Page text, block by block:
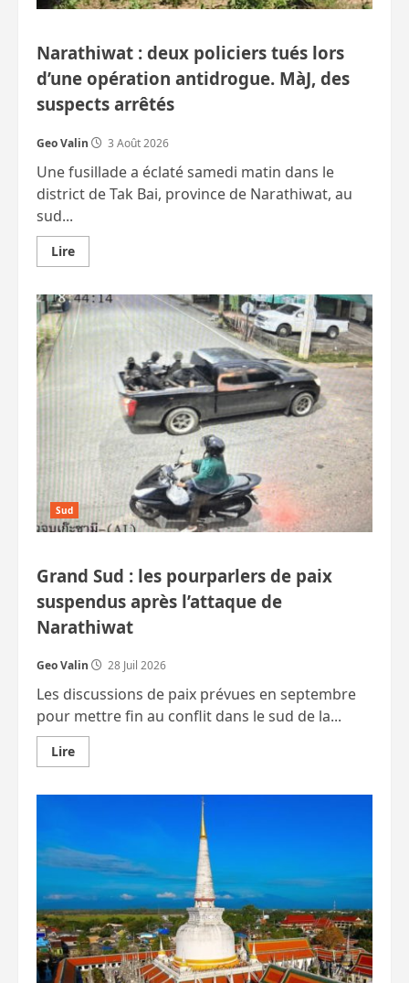
Narathiwat : deux policiers tués lors
d’une opération antidrogue. MàJ, des
suspects arrêtés
Geo Valin 3 Août 2026
Une fusillade a éclaté samedi matin dans le
district de Tak Bai, province de Narathiwat, au
sud...
LireEn
savoir
Narathiwat
:
deux
policiers
tués
lors
opération
antidrogue.
suspects
arrêtés
Sud
Grand Sud : les pourparlers de paix
suspendus après l’attaque de
Narathiwat
Geo Valin 28 Juil 2026
Les discussions de paix prévues en septembre
pour mettre fin au conflit dans le sud de la...
LireEn
savoir
pourparlers
de
paix
suspendus
après
l’attaque
de
Narathiwat